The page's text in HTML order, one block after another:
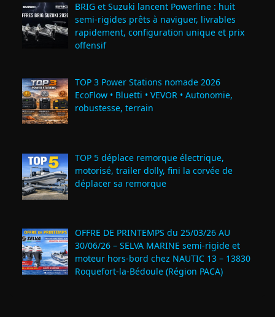
BRIG et Suzuki lancent Powerline : huit
semi‑rigides prêts à naviguer, livrables
rapidement, configuration unique et prix
offensif
TOP 3 Power Stations nomade 2026
EcoFlow • Bluetti • VEVOR • Autonomie,
robustesse, terrain
TOP 5 déplace remorque électrique,
motorisé, trailer dolly, fini la corvée de
déplacer sa remorque
OFFRE DE PRINTEMPS du 25/03/26 AU
30/06/26 – SELVA MARINE semi-rigide et
moteur hors-bord chez NAUTIC 13 – 13830
Roquefort‑la‑Bédoule (Région PACA)